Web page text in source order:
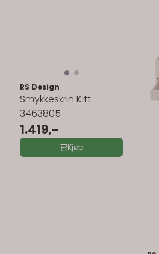
RS Design
Smykkeskrin Kitt
3463805
1.419,-
Kjøp